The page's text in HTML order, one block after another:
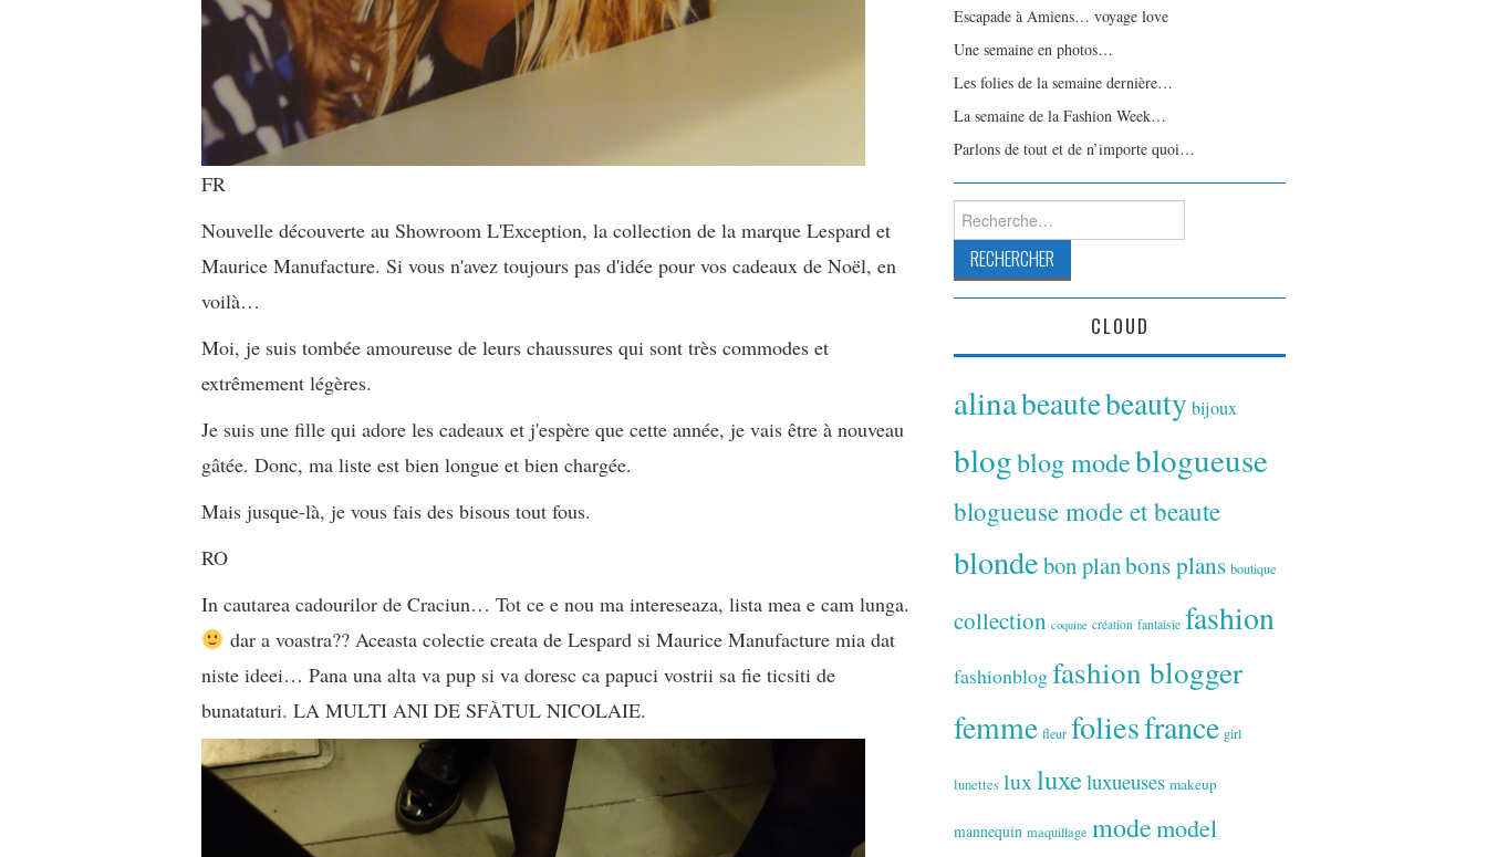
FR
Nouvelle découverte au Showroom L'Exception, la collection de la marque Lespard et
Maurice Manufacture. Si vous n'avez toujours pas d'idée pour vos cadeaux de Noël, en
voilà…
Moi, je suis tombée amoureuse de leurs chaussures qui sont très commodes et
extrêmement légères.
Je suis une fille qui adore les cadeaux et j'espère que cette année, je vais être à nouveau
gâtée. Donc, ma liste est bien longue et bien chargée.
Mais jusque-là, je vous fais des bisous tout fous.
RO
In cautarea cadourilor de Craciun… Tot ce e nou ma intereseaza, lista mea e cam lunga.
dar a voastra?? Aceasta colectie creata de Lespard si Maurice Manufacture mia dat
niste ideei… Pana una alta va pup si va doresc ca papuci vostrii sa fie ticsiti de
bunataturi. LA MULTI ANI DE SFÀTUL NICOLAIE.
Escapade à Amiens… voyage love
Une semaine en photos…
Les folies de la semaine dernière…
La semaine de la Fashion Week…
Parlons de tout et de n’importe quoi…
Rechercher :
CLOUD
alinabeautebeauty bijoux
blogblog modeblogueuse
blogueuse mode et beaute
blondebon planbons plans boutique
collection coquine création fantaisie fashion
fashionblogfashion blogger
femme fleur foliesfrance girl
lunettes luxluxeluxueuses makeup
mannequin maquillage modemodel